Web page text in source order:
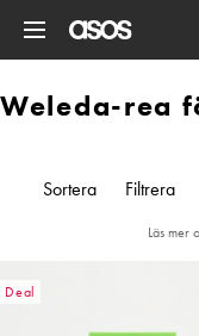
Weleda-rea
Sortera Filtrera
Läs mer
Deal